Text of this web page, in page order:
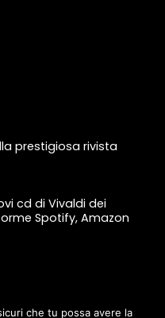
prestigiosa rivista
cd di Vivaldi dei
Spotify, Amazon
che tu possa avere la